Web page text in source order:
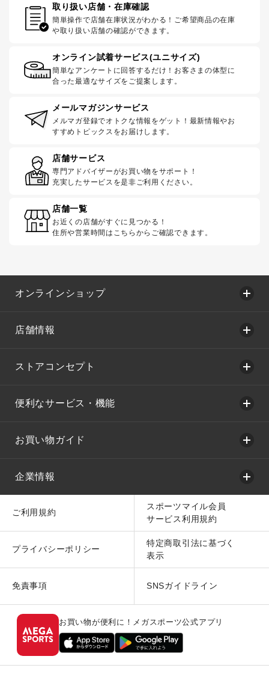
取り扱い店舗・在庫確認
簡単操作で店舗在庫状況がわかる！ご希望商品の在庫
や取り扱い店舗の確認ができます。
オンライン試着サービス(ユニサイズ)
簡単なアンケートに回答するだけ！お客さまの体型に
合った最適なサイズをご提案します。
メールマガジンサービス
メルマガ登録でオトクな情報をゲット！最新情報やお
すすめトピックスをお届けします。
店舗サービス
専門アドバイザーがお買い物をサポート！
充実したサービスを是非ご利用ください。
店舗一覧
お近くの店舗がすぐに見つかる！
住所や営業時間はこちらからご確認できます。
オンラインショップ
店舗情報
ストアコンセプト
便利なサービス・機能
お買い物ガイド
企業情報
ご利用規約
スポーツマイル会員
サービス利用規約
プライバシーポリシー
特定商取引法に基づく
表示
免責事項 SNSガイドライン
お買い物が便利に！メガスポーツ公式アプリ